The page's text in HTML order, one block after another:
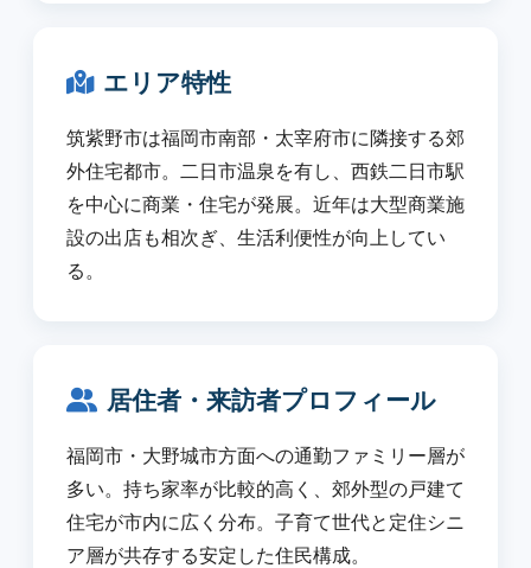
エリア特性
筑紫野市は福岡市南部・太宰府市に隣接する郊
外住宅都市。二日市温泉を有し、西鉄二日市駅
を中心に商業・住宅が発展。近年は大型商業施
設の出店も相次ぎ、生活利便性が向上してい
る。
居住者・来訪者プロフィール
福岡市・大野城市方面への通勤ファミリー層が
多い。持ち家率が比較的高く、郊外型の戸建て
住宅が市内に広く分布。子育て世代と定住シニ
ア層が共存する安定した住民構成。